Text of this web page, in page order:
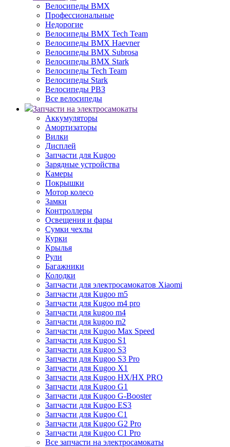
Велосипеды BMX
Профессиональные
Недорогие
Велосипеды BMX Tech Team
Велосипеды BMX Haevner
Велосипеды BMX Subrosa
Велосипеды BMX Stark
Велосипеды Tech Team
Велосипеды Stark
Велосипеды РВЗ
Все велосипеды
Запчасти на электросамокаты
Аккумуляторы
Амортизаторы
Вилки
Дисплей
Запчасти для Kugoo
Зарядные устройства
Камеры
Покрышки
Мотор колесо
Замки
Контроллеры
Освещения и фары
Сумки чехлы
Курки
Крылья
Рули
Багажники
Колодки
Запчасти для электросамокатов Xiaomi
Запчасти для Kugoo m5
Запчасти для Кugoo m4 pro
Запчасти для kugoo m4
Запчасти для kugoo m2
Запчасти для Kugoo Max Speed
Запчасти для Kugoo S1
Запчасти для Kugoo S3
Запчасти для Kugoo S3 Pro
Запчасти для Kugoo X1
Запчасти для Kugoo HX/HX PRO
Запчасти для Kugoo G1
Запчасти для Kugoo G-Booster
Запчасти для Kugoo ES3
Запчасти для Kugoo C1
Запчасти для Kugoo G2 Pro
Запчасти для Kugoo C1 Pro
Все запчасти на электросамокаты